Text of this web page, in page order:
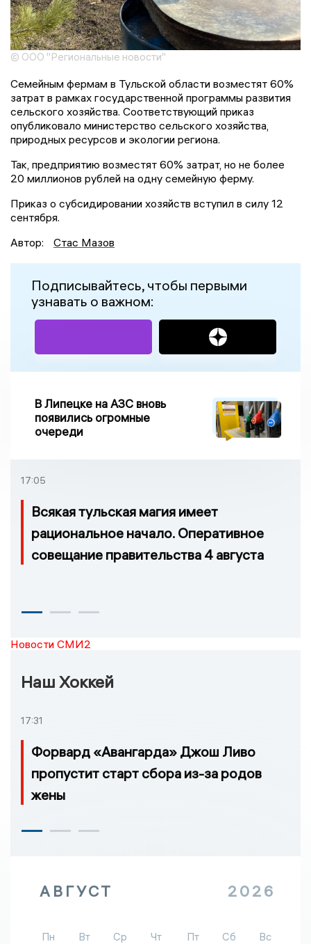
© ООО "Региональные новости"
Семейным фермам в Тульской области возместят 60%
затрат в рамках государственной программы развития
сельского хозяйства. Соответствующий приказ
опубликовало министерство сельского хозяйства,
природных ресурсов и экологии региона.
Так, предприятию возместят 60% затрат, но не более
20 миллионов рублей на одну семейную ферму.
Приказ о субсидировании хозяйств вступил в силу 12
сентября.
Автор:
Стас Мазов
Подписывайтесь, чтобы первыми
узнавать о важном:
В Липецке на АЗС вновь
появились огромные
очереди
17:05
Всякая тульская магия имеет
рациональное начало. Оперативное
совещание правительства 4 августа
Новости СМИ2
Наш Хоккей
17:31
Форвард «Авангарда» Джош Ливо
пропустит старт сбора из-за родов
жены
АВГУСТ 2026
Пн Вт Ср Чт Пт Сб
Вс